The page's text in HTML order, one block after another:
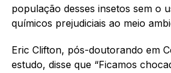
população desses insetos sem o
químicos prejudiciais ao meio
Eric Clifton, pós-doutorando em
estudo, disse que “Ficamos